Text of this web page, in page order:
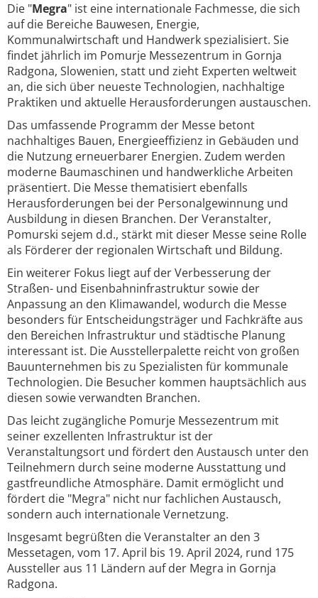
Die "Megra" ist eine internationale Fachmesse, die sich
auf die Bereiche Bauwesen, Energie,
Kommunalwirtschaft und Handwerk spezialisiert. Sie
findet jährlich im Pomurje Messezentrum in Gornja
Radgona, Slowenien, statt und zieht Experten weltweit
an, die sich über neueste Technologien, nachhaltige
Praktiken und aktuelle Herausforderungen austauschen.
Das umfassende Programm der Messe betont
nachhaltiges Bauen, Energieeffizienz in Gebäuden und
die Nutzung erneuerbarer Energien. Zudem werden
moderne Baumaschinen und handwerkliche Arbeiten
präsentiert. Die Messe thematisiert ebenfalls
Herausforderungen bei der Personalgewinnung und
Ausbildung in diesen Branchen. Der Veranstalter,
Pomurski sejem d.d., stärkt mit dieser Messe seine Rolle
als Förderer der regionalen Wirtschaft und Bildung.
Ein weiterer Fokus liegt auf der Verbesserung der
Straßen- und Eisenbahninfrastruktur sowie der
Anpassung an den Klimawandel, wodurch die Messe
besonders für Entscheidungsträger und Fachkräfte aus
den Bereichen Infrastruktur und städtische Planung
interessant ist. Die Ausstellerpalette reicht von großen
Bauunternehmen bis zu Spezialisten für kommunale
Technologien. Die Besucher kommen hauptsächlich aus
diesen sowie verwandten Branchen.
Das leicht zugängliche Pomurje Messezentrum mit
seiner exzellenten Infrastruktur ist der
Veranstaltungsort und fördert den Austausch unter den
Teilnehmern durch seine moderne Ausstattung und
gastfreundliche Atmosphäre. Damit ermöglicht und
fördert die "Megra" nicht nur fachlichen Austausch,
sondern auch internationale Vernetzung.
Insgesamt begrüßten die Veranstalter an den 3
Messetagen, vom 17. April bis 19. April 2024, rund 175
Aussteller aus 11 Ländern auf der Megra in Gornja
Radgona.